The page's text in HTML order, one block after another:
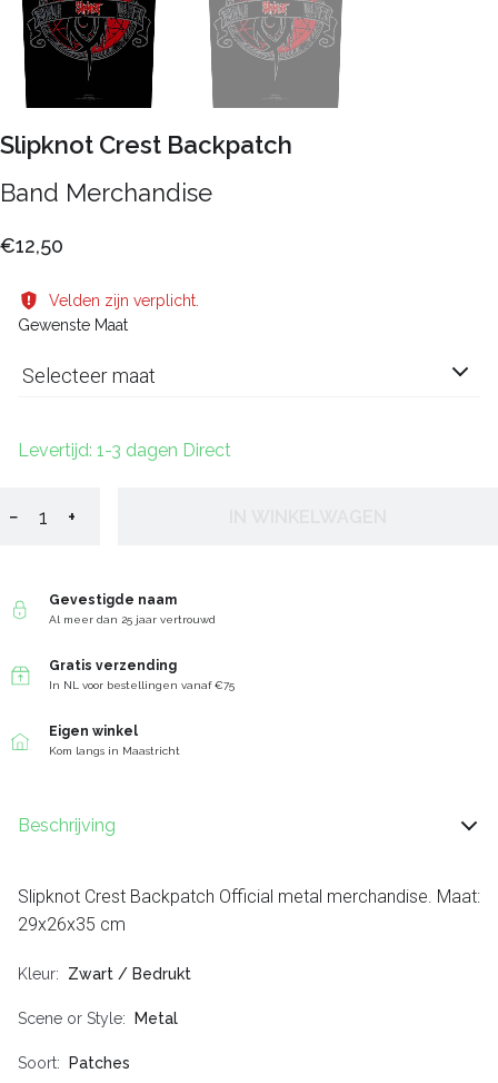
Slipknot Crest Backpatch
Band Merchandise
€12,50
Velden zijn verplicht.
Gewenste Maat
Selecteer maat
Levertijd: 1-3 dagen Direct
− +
Gevestigde naam
Al meer dan 25 jaar vertrouwd
Gratis verzending
In NL voor bestellingen vanaf €75
Eigen winkel
Kom langs in Maastricht
Beschrijving
Slipknot Crest Backpatch Official metal merchandise. Maat:
29x26x35 cm
Kleur Zwart / Bedrukt
Scene or Style Metal
Soort Patches